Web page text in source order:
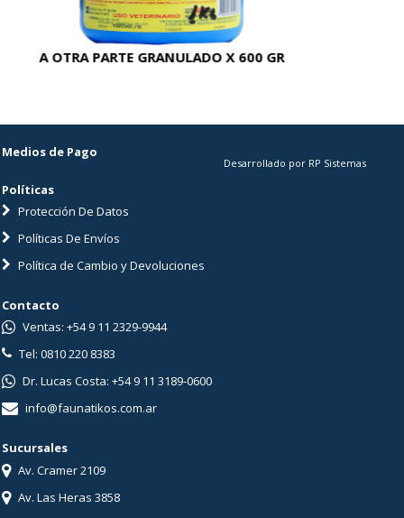
A OTRA PARTE GRANULADO X 600 GR
Medios de Pago
Políticas
Protección De Datos
Políticas De Envíos
Política de Cambio y Devoluciones
Desarrollado por RP Sistemas
Contacto
Ventas: +54 9 11 2329-9944
Tel: 0810 220 8383
Dr. Lucas Costa: +54 9 11 3189-0600
info@faunatikos.com.ar
Sucursales
Av. Cramer 2109
Av. Las Heras 3858